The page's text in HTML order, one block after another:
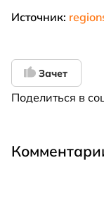
Источник:
Зачет
Поделиться в